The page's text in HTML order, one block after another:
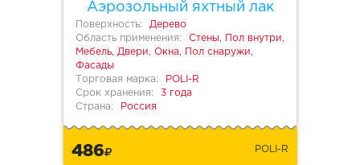
Аэрозольный яхтный лак
Поверхность:
Дерево
Область применения:
Стены, Пол внутри,
Мебель, Двери, Окна, Пол снаружи,
Фасады
Торговая марка:
POLI-R
Срок хранения:
3 года
Страна:
Россия
486 POLI-R